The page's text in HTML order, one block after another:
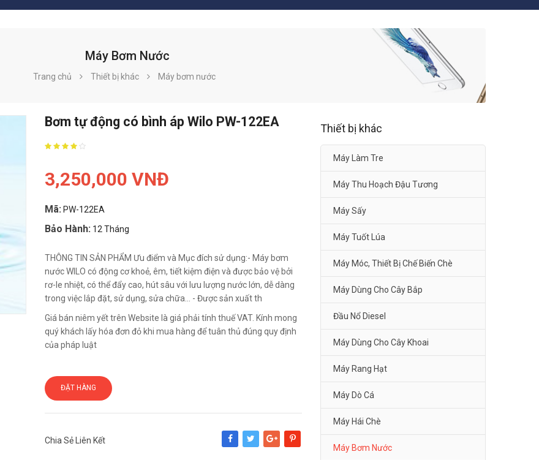
Máy Bơm Nước
Trang chủ Thiết bị khác Máy bơm nước
Bơm tự động có bình áp Wilo PW-122EA
3,250,000 VNĐ
Mã: PW-122EA
Bảo Hành: 12 Tháng
THÔNG TIN SẢN PHẨM Ưu điểm và Mục đích sử dụng:- Máy bơm
nước WILO có động cơ khoẻ, êm, tiết kiệm điện và được bảo vệ bởi
rơ-le nhiệt, có thể đẩy cao, hút sâu với lưu lượng nước lớn, dễ dàng
trong việc lắp đặt, sử dụng, sửa chữa... - Được sản xuất th
Giá bán niêm yết trên Website là giá phải tính thuế VAT. Kính mong
quý khách lấy hóa đơn đỏ khi mua hàng để tuân thủ đúng quy định
của pháp luật
ĐẶT HÀNG
Chia Sẻ Liên Kết
Share Tweet Google+Pinterest
Thiết bị khác
Máy Làm Tre
Máy Thu Hoạch Đậu Tương
Máy Sấy
Máy Tuốt Lúa
Máy Móc, Thiết Bị Chế Biến Chè
Máy Dùng Cho Cây Bắp
Đầu Nổ Diesel
Máy Dùng Cho Cây Khoai
Máy Rang Hạt
Máy Dò Cá
Máy Hái Chè
Máy Bơm Nước